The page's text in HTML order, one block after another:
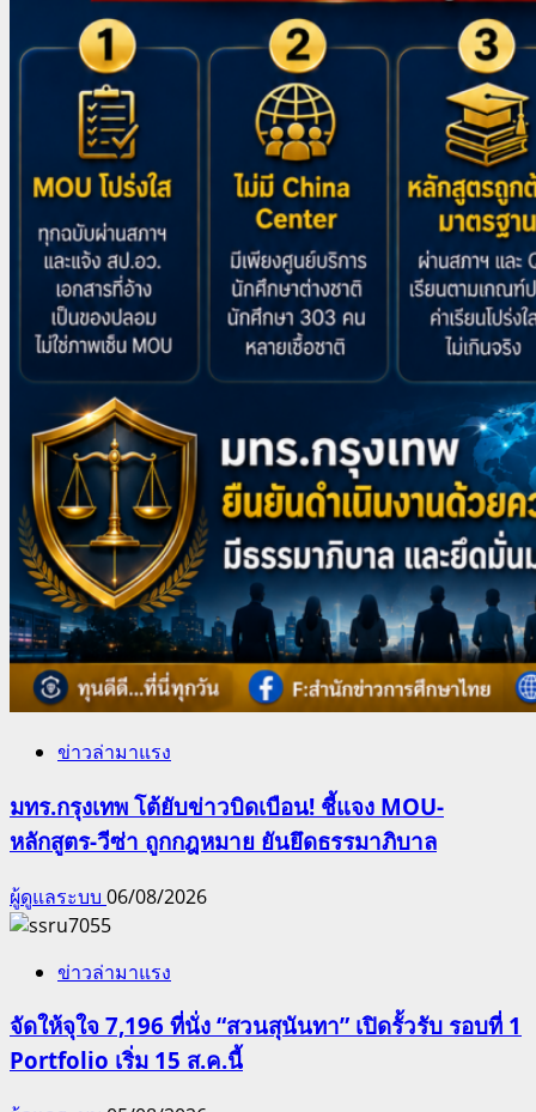
ข่าวล่ามาแรง
มทร.กรุงเทพ โต้ยับข่าวบิดเบือน! ชี้แจง MOU-
หลักสูตร-วีซ่า ถูกกฎหมาย ยันยึดธรรมาภิบาล
ผู้ดูแลระบบ 06/08/2026
ข่าวล่ามาแรง
จัดให้จุใจ 7,196 ที่นั่ง “สวนสุนันทา” เปิดรั้วรับ รอบที่ 1
Portfolio เริ่ม 15 ส.ค.นี้